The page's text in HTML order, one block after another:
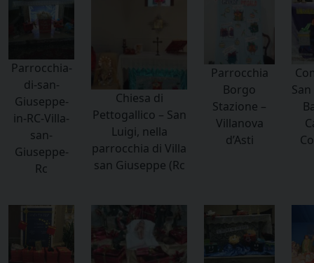
Parrocchia-
di-san-
Giuseppe-
in-RC-Villa-
san-
Giuseppe-
Rc
Chiesa di
Pettogallico – San
Luigi, nella
parrocchia di Villa
san Giuseppe (Rc
Parrocchia
Borgo
Stazione –
Villanova
d’Asti